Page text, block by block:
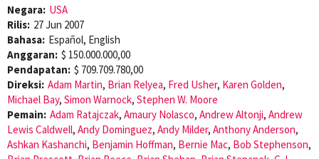
Negara: USA
Rilis: 27 Jun 2007
Bahasa: Español, English
Anggaran: $ 150.000.000,00
Pendapatan: $ 709.709.780,00
Direksi: Adam Martin, Brian Relyea, Fred Usher, Karen Golden,
Michael Bay, Simon Warnock, Stephen W. Moore
Pemain: Adam Ratajczak, Amaury Nolasco, Andrew Altonji, Andrew
Lewis Caldwell, Andy Dominguez, Andy Milder, Anthony Anderson,
Ashkan Kashanchi, Benjamin Hoffman, Bernie Mac, Bob Stephenson,